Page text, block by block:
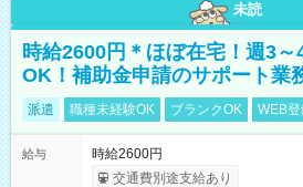
未読
時給2600円＊ほぼ在宅！週3～
OK！補助金申請のサポート業
派遣 職種未経験OK ブランクOK WEB
給与
時給2600円
交通費別途支給あり